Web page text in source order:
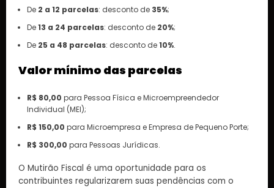
De 2 a 12 parcelas: desconto de 35%;
De13 a 24 parcelas: desconto de 20%;
De 25 a 48 parcelas: desconto de10%.
Valor mínimo das parcelas
R$ 80,00 para Pessoa Física e Microempreendedor
Individual (MEI);
R$ 150,00 para Microempresa e Empresa de Pequeno Porte;
R$ 300,00 para Pessoas Jurídicas.
O Mutirão Fiscal é uma oportunidade para os
contribuintes regularizarem suas pendências com o